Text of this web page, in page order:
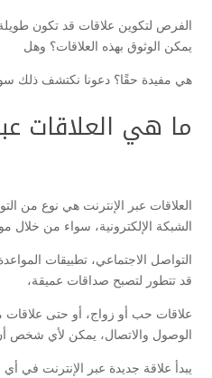
الفرص لتكوين علاقات قد تكون
يمكن الوثوق بهذه العلاقات؟ وهل
هي مفيدة حقًا؟ دعونا نكتشف ذلك
ما هي العلاقات
العلاقات عبر الإنترنت هي نوع من
الشبكة الإلكترونية، سواء من خلال
التواصل الاجتماعي، تطبيقات
قد تتطور لتصبح صداقات عميقة،
علاقات حب أو زواج، أو حتى
الوصول والاتصال، يمكن لأي شخص
يبدأ علاقة جديدة عبر الإنترنت في